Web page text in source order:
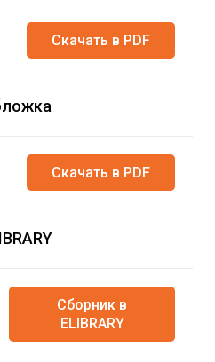
Скачать в PDF
Скачать в PDF
Сборник в
ELIBRARY